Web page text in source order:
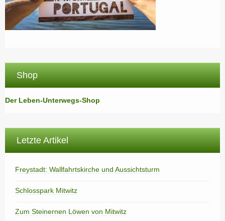
Shop
Der Leben-Unterwegs-Shop
Letzte Artikel
Freystadt: Wallfahrtskirche und Aussichtsturm
Schlosspark Mitwitz
Zum Steinernen Löwen von Mitwitz